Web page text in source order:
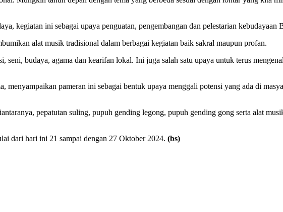
kegiatan ini sebagai upaya penguatan, pengembangan dan pelestarian kebudayaan
alat musik tradisional dalam berbagai kegiatan baik sakral maupun profan.
budaya, agama dan kearifan lokal. Ini juga salah satu upaya untuk terus
pameran ini sebagai bentuk upaya menggali potensi yang ada di
pepatutan suling, pupuh gending legong, pupuh gending gong serta alat
dari hari ini 21 sampai dengan 27 Oktober 2024. (bs)